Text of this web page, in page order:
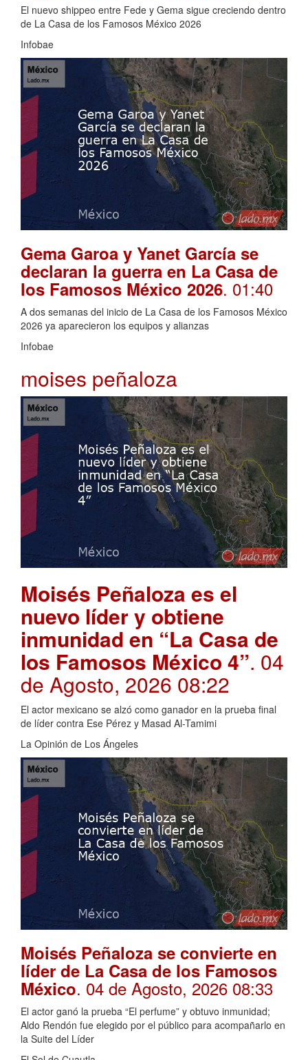
El nuevo shippeo entre Fede y Gema sigue creciendo dentro
de La Casa de los Famosos México 2026
Infobae
Gema Garoa y Yanet García se
declaran la guerra en La Casa de
los Famosos México 2026. 01:40
A dos semanas del inicio de La Casa de los Famosos México
2026 ya aparecieron los equipos y alianzas
Infobae
moises peñaloza
Moisés Peñaloza es el
nuevo líder y obtiene
inmunidad en “La Casa de
los Famosos México 4”. 04
de Agosto, 2026 08:22
El actor mexicano se alzó como ganador en la prueba final
de líder contra Ese Pérez y Masad Al-Tamimi
La Opinión de Los Ángeles
Moisés Peñaloza se convierte en
líder de La Casa de los Famosos
México. 04 de Agosto, 2026 08:33
El actor ganó la prueba “El perfume” y obtuvo inmunidad;
Aldo Rendón fue elegido por el público para acompañarlo en
la Suite del Líder